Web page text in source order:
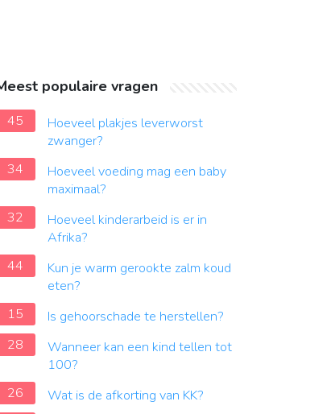
populaire vragen
45
Hoeveel plakjes leverworst
zwanger?
34
Hoeveel voeding mag een baby
maximaal?
32
Hoeveel kinderarbeid is er in
Afrika?
44
Kun je warm gerookte zalm koud
eten?
15
Is gehoorschade te herstellen?
28
Wanneer kan een kind tellen tot
100?
26
Wat is de afkorting van KK?